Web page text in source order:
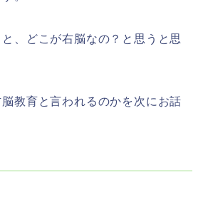
、どこが右脳なの？と思うと思
教育と言われるのかを次にお話